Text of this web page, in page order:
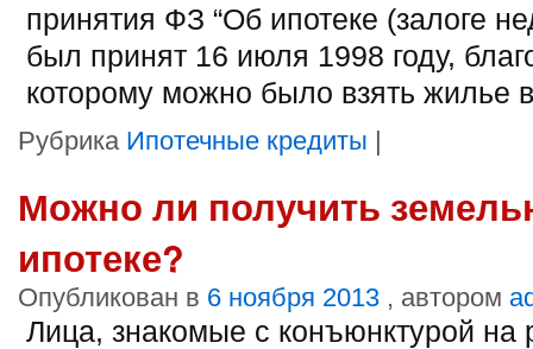
принятия ФЗ “Об ипотеке (залоге
был принят 16 июля 1998 году,
которому можно было взять жилье
Рубрика Ипотечные кредиты |
Можно ли получить
ипотеке?
Опубликован в 6 ноября 2013 , автором
Лица, знакомые с конъюнктурой на